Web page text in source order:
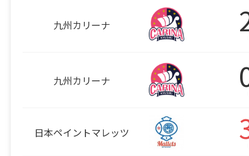
九州カリーナ
九州カリーナ
日本ペイントマレッツ